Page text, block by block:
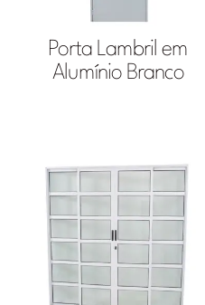
Porta Lambril em
Alumínio Branco